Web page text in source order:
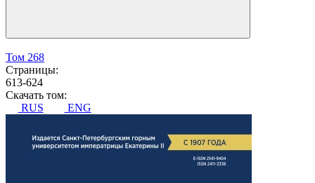
Том 268
Страницы:
613-624
Скачать том:
RUS
ENG